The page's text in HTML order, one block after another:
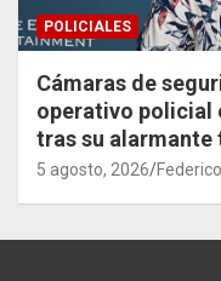
POLICIALES
Cámaras de
operativo policial
tras su alarmante
5 agosto, 2026